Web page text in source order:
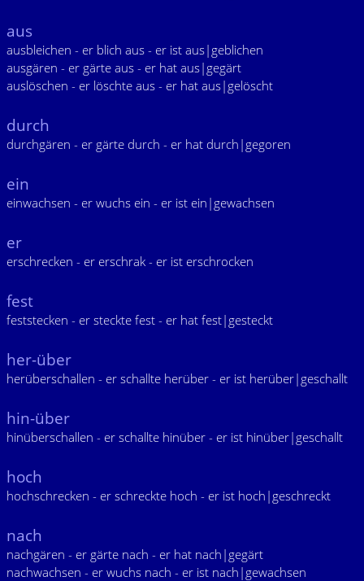
aus
ausbleichen - er blich aus - er ist aus|geblichen
ausgären - er gärte aus - er hat aus|gegärt
auslöschen - er löschte aus - er hat aus|gelöscht
durch
durchgären - er gärte durch - er hat durch|gegoren
ein
einwachsen - er wuchs ein - er ist ein|gewachsen
er
erschrecken - er erschrak - er ist erschrocken
fest
feststecken - er steckte fest - er hat fest|gesteckt
her-über
herüberschallen - er schallte herüber - er ist herüber|geschallt
hin-über
hinüberschallen - er schallte hinüber - er ist hinüber|geschallt
hoch
hochschrecken - er schreckte hoch - er ist hoch|geschreckt
nach
nachgären - er gärte nach - er hat nach|gegärt
nachwachsen - er wuchs nach - er ist nach|gewachsen